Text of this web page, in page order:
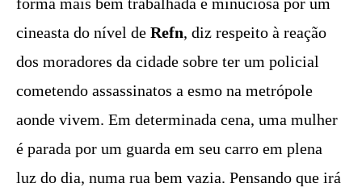
cineasta do nível de Refn, diz respeito à reação
dos moradores da cidade sobre ter um policial
cometendo assassinatos a esmo na metrópole
aonde vivem. Em determinada cena, uma mulher
é parada por um guarda em seu carro em plena
luz do dia, numa rua bem vazia. Pensando que irá